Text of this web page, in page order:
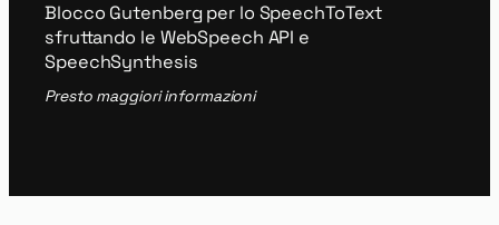
Blocco Gutenberg per lo SpeechToText
sfruttando le WebSpeech API e
SpeechSynthesis
Presto maggiori informazioni